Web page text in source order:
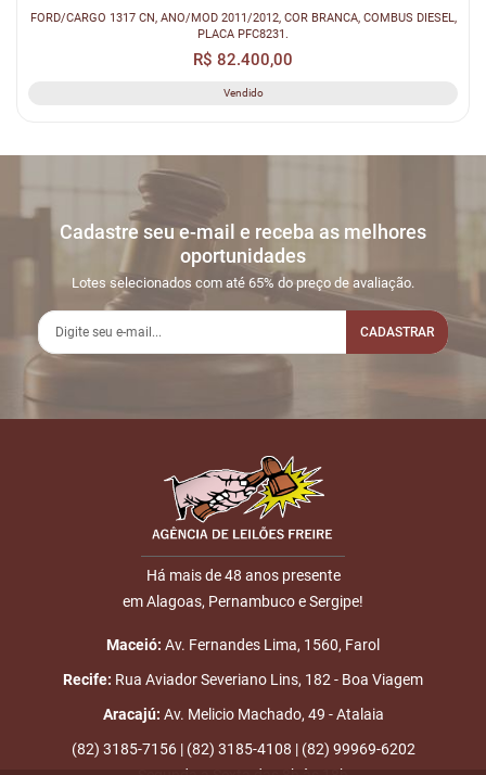
FORD/CARGO 1317 CN, ANO/MOD 2011/2012, COR BRANCA, COMBUS DIESEL,
PLACA PFC8231.
R$ 82.400,00
Vendido
Cadastre seu e-mail e receba as melhores
oportunidades
Lotes selecionados com até 65% do preço de avaliação.
CADASTRAR
Há mais de 48 anos presente
em Alagoas, Pernambuco e Sergipe!
Maceió: Av. Fernandes Lima, 1560, Farol
Recife: Rua Aviador Severiano Lins, 182 - Boa Viagem
Aracajú: Av. Melicio Machado, 49 - Atalaia
(82) 3185-7156 | (82) 3185-4108 | (82) 99969-6202